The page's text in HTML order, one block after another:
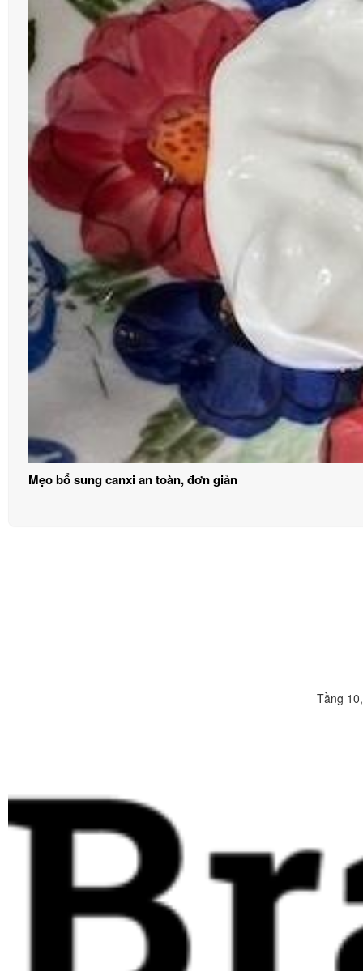
Mẹo bổ sung canxi an toàn, đơn giản
Tầng